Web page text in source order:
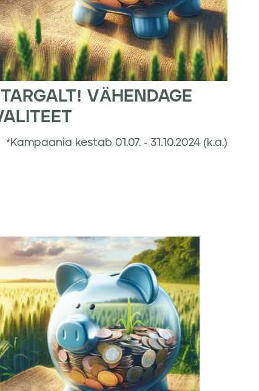
VÄHENDAGE
*Kampaania kestab 01.07. - 31.10.2024 (k.a.)